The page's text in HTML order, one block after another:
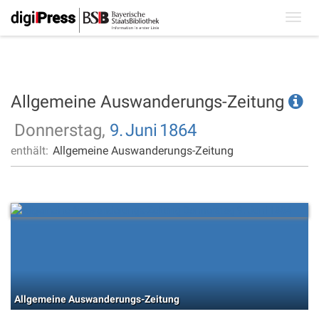
Allgemeine Auswanderungs-Zeitung
Donnerstag, 9.Juni 1864
enthält: Allgemeine Auswanderungs-Zeitung
Allgemeine Auswanderungs-Zeitung